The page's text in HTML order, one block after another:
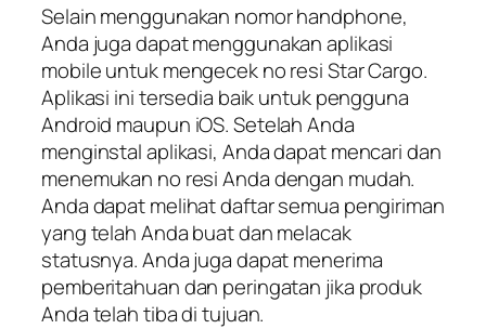
Selain menggunakan nomor handphone,
Anda juga dapat menggunakan aplikasi
mobile untuk mengecek no resi Star Cargo.
Aplikasi ini tersedia baik untuk pengguna
Android maupun iOS. Setelah Anda
menginstal aplikasi, Anda dapat mencari dan
menemukan no resi Anda dengan mudah.
Anda dapat melihat daftar semua pengiriman
yang telah Anda buat dan melacak
statusnya. Anda juga dapat menerima
pemberitahuan dan peringatan jika produk
Anda telah tiba di tujuan.